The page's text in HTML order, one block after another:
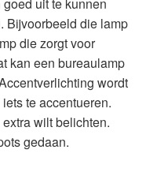
Bijvoorbeeld die lamp
die zorgt voor
kan een bureaulamp
wordt
te accentueren.
wilt belichten.
gedaan.